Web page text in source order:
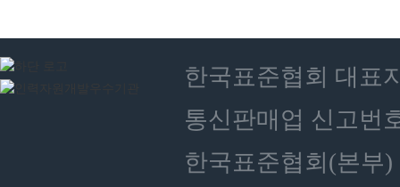
한국표준협회 대표
통신판매업 신고번
한국표준협회(본부